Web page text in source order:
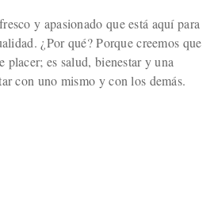
y apasionado que está aquí para
¿Por qué? Porque creemos que
placer; es salud, bienestar y una
con uno mismo y con los demás.